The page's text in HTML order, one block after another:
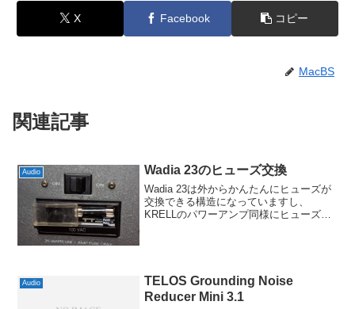
X Facebook コピー
MacBS
関連記事
Audio Wadia 23のヒューズ交換
Wadia 23は外からかんたんにヒューズが
交換できる構造になっていますし、
KRELLのパワーアンプ同様にヒューズに
Audio
TELOS Grounding Noise
Reducer Mini 3.1